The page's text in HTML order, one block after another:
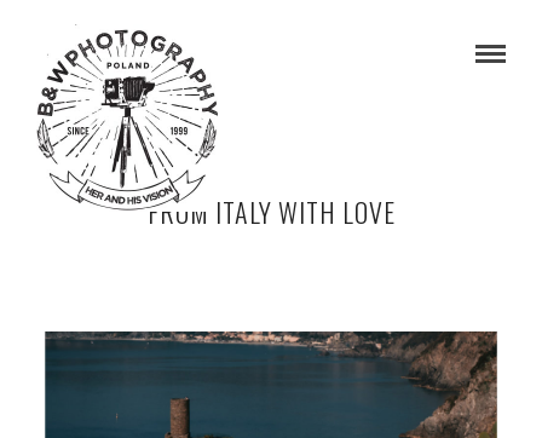
FROM ITALY WITH LOVE